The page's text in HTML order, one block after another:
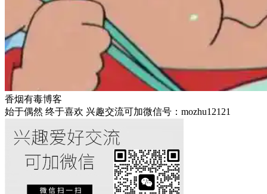
香烟有毒博客
始于偶然 终于喜欢 兴趣交流可加微信号：mozhu12121